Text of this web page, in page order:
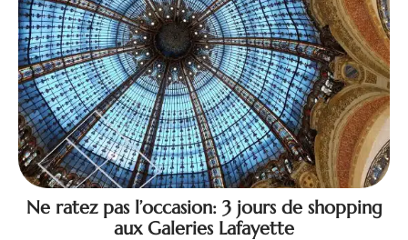
Ne ratez pas l’occasion: 3 jours de shopping
aux Galeries Lafayette